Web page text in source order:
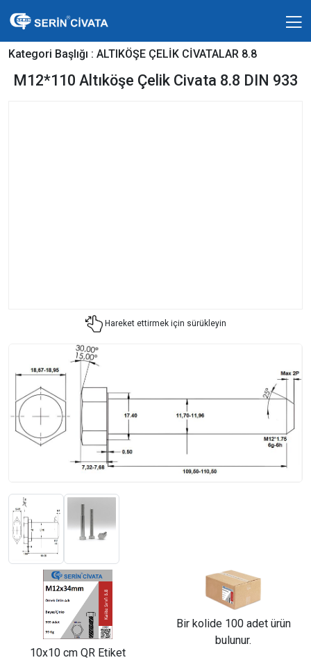
Kategori Başlığı : ALTIKÖŞE ÇELİK CİVATALAR 8.8
M12*110 Altıköşe Çelik Civata 8.8 DIN 933
Hareket ettirmek için sürükleyin
10x10 cm QR Etiket
Bir kolide 100 adet ürün
bulunur.